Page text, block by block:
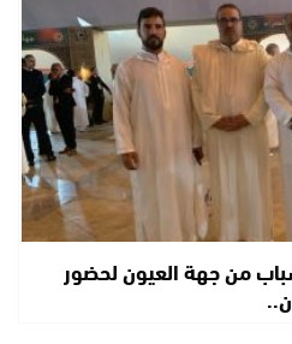
من جهة العيون لحضور